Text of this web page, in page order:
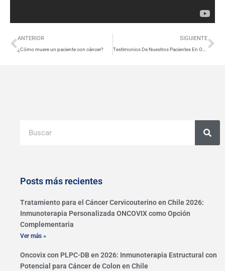
Ant
ANTERIOR
¿Cómo muere un paciente con cáncer?
SIGUIENTE
Testimonios De Nuestros Pacientes En Oncovix
Posts más recientes
Tratamiento para el Cáncer Cervicouterino en Chile 2026:
Inmunoterapia Personalizada ONCOVIX como Opción
Complementaria
Ver más »
Oncovix con PLPC-DB en 2026: Inmunoterapia Estructural con
Potencial para Cáncer de Colon en Chile